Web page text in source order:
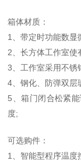
箱体材质：
1、带定时功能数显
2、长方体工作室使
3、工作室采用不锈
4、钢化、防弹双层
5、箱门闭合松紧
度;
可选购件：
1、智能型程序温